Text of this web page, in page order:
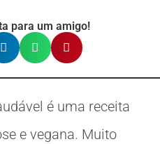
para um amigo!
é uma receita
e vegana. Muito